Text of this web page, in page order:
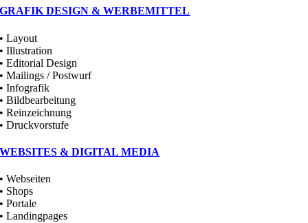
GRAFIK DESIGN & WERBEMITTEL
• Layout
• Illustration
• Editorial Design
• Mailings / Postwurf
• Infografik
• Bildbearbeitung
• Reinzeichnung
• Druckvorstufe
WEBSITES & DIGITAL MEDIA
• Webseiten
• Shops
• Portale
• Landingpages